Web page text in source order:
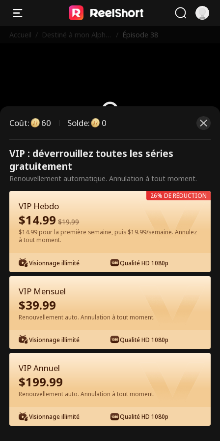
Accueil / Destiné à mon Alpha
/ Épisode 38
Ce sont des épisodes payants.
Débloquez pour regarder.
Regarder gratuitement sur l'App
Épisode 38 - Destiné à mon Alpha
Interdit Film complet
1-50 51-60 Tous les épisodes
Coût: 60 Solde: 0
VIP : déverrouillez toutes les séries
gratuitement
Renouvellement automatique. Annulation à tout moment.
VIP Hebdo
$14.99 $19.99
$14.99 pour la première semaine, puis $19.99/semaine. Annulez
à tout moment.
Visionnage illimité Qualité HD 1080p
26% DE RÉDUCTION
VIP Mensuel
$39.99
Renouvellement auto. Annulation à tout moment.
Visionnage illimité Qualité HD 1080p
VIP Annuel
$199.99
Renouvellement auto. Annulation à tout moment.
Visionnage illimité Qualité HD 1080p